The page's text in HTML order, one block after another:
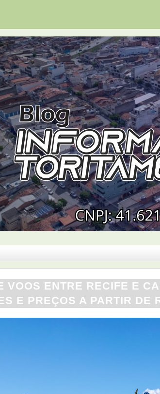
VOOS ENTRE RECIFE E
E PREÇOS A PARTIR DE